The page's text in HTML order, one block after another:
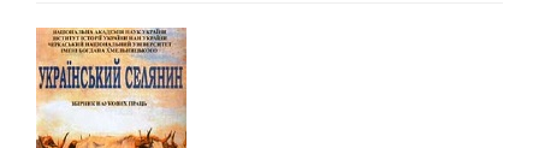
Article
Sidebar